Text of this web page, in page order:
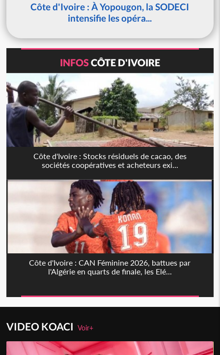
Côte d'Ivoire : À Yopougon, la SODECI
intensifie les opéra...
INFOSCÔTE D'IVOIRE
Côte d'Ivoire : Stocks résiduels de cacao, des
sociétés coopératives et acheteurs exi...
Côte d'Ivoire : CAN Féminine 2026, battues par
l'Algérie en quarts de finale, les Elé...
VIDEO KOACIVoir+